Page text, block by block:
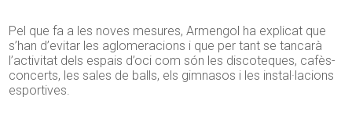
Pel que fa a les noves mesures, Armengol ha explicat que
s’han d’evitar les aglomeracions i que per tant se tancarà
l’activitat dels espais d’oci com són les discoteques, cafès-
concerts, les sales de balls, els gimnasos i les instal·lacions
esportives.